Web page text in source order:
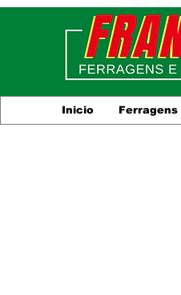
Inicio Ferragens